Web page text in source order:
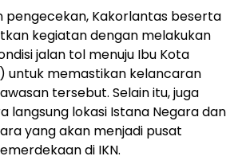
pengecekan, Kakorlantas beserta
kegiatan dengan melakukan
jalan tol menuju Ibu Kota
untuk memastikan kelancaran
tersebut. Selain itu, juga
langsung lokasi Istana Negara dan
yang akan menjadi pusat
di IKN.